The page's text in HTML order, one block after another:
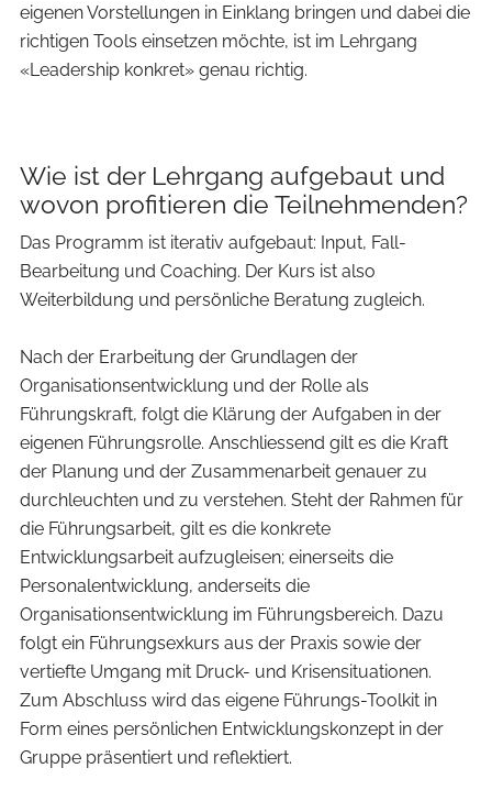
eigenen Vorstellungen in Einklang bringen und dabei die
richtigen Tools einsetzen möchte, ist im Lehrgang
«Leadership konkret» genau richtig.
Wie ist der Lehrgang aufgebaut und
wovon profitieren die Teilnehmenden?
Das Programm ist iterativ aufgebaut: Input, Fall-
Bearbeitung und Coaching. Der Kurs ist also
Weiterbildung und persönliche Beratung zugleich.
Nach der Erarbeitung der Grundlagen der
Organisationsentwicklung und der Rolle als
Führungskraft, folgt die Klärung der Aufgaben in der
eigenen Führungsrolle. Anschliessend gilt es die Kraft
der Planung und der Zusammenarbeit genauer zu
durchleuchten und zu verstehen. Steht der Rahmen für
die Führungsarbeit, gilt es die konkrete
Entwicklungsarbeit aufzugleisen; einerseits die
Personalentwicklung, anderseits die
Organisationsentwicklung im Führungsbereich. Dazu
folgt ein Führungsexkurs aus der Praxis sowie der
vertiefte Umgang mit Druck- und Krisensituationen.
Zum Abschluss wird das eigene Führungs-Toolkit in
Form eines persönlichen Entwicklungskonzept in der
Gruppe präsentiert und reflektiert.